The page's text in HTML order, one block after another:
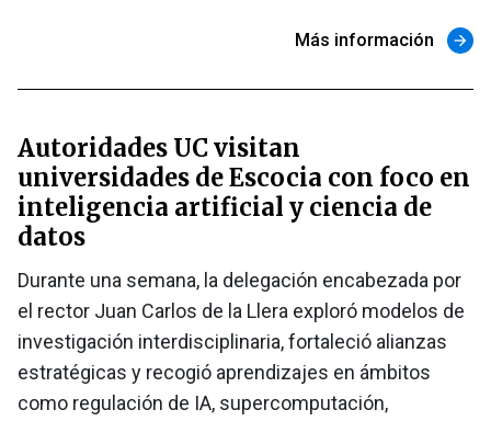
Más información arrow_forward
Autoridades UC visitan
universidades de Escocia con foco en
inteligencia artificial y ciencia de
datos
Durante una semana, la delegación encabezada por
el rector Juan Carlos de la Llera exploró modelos de
investigación interdisciplinaria, fortaleció alianzas
estratégicas y recogió aprendizajes en ámbitos
como regulación de IA, supercomputación,